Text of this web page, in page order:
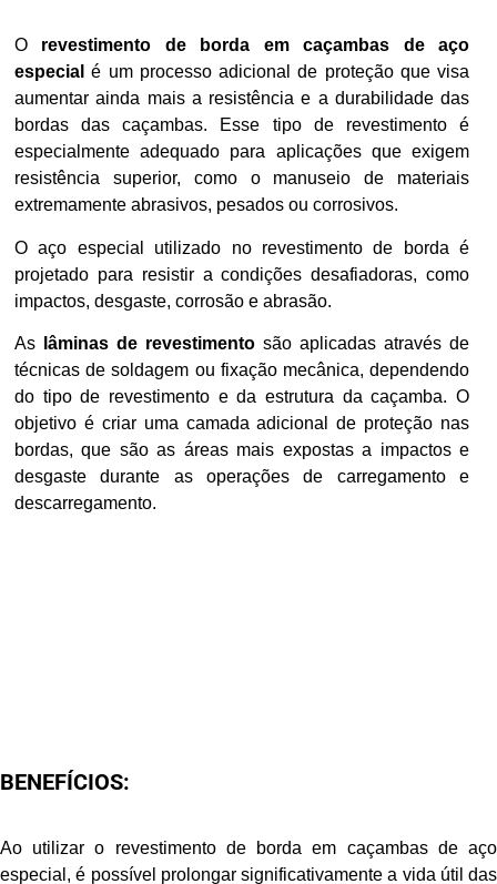
O revestimento de borda em caçambas de aço
especial é um processo adicional de proteção que visa
aumentar ainda mais a resistência e a durabilidade das
bordas das caçambas. Esse tipo de revestimento é
especialmente adequado para aplicações que exigem
resistência superior, como o manuseio de materiais
extremamente abrasivos, pesados ou corrosivos.
O aço especial utilizado no revestimento de borda é
projetado para resistir a condições desafiadoras, como
impactos, desgaste, corrosão e abrasão.
As lâminas de revestimento são aplicadas através de
técnicas de soldagem ou fixação mecânica, dependendo
do tipo de revestimento e da estrutura da caçamba. O
objetivo é criar uma camada adicional de proteção nas
bordas, que são as áreas mais expostas a impactos e
desgaste durante as operações de carregamento e
descarregamento.
BENEFÍCIOS:
Ao utilizar o revestimento de borda em caçambas de aço
especial, é possível prolongar significativamente a vida útil das